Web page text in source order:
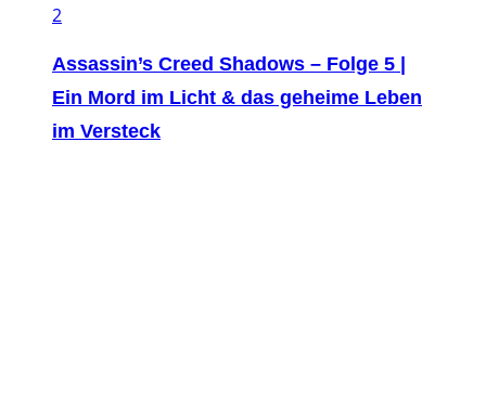
2
Assassin’s Creed Shadows – Folge 5 |
Ein Mord im Licht & das geheime Leben
im Versteck